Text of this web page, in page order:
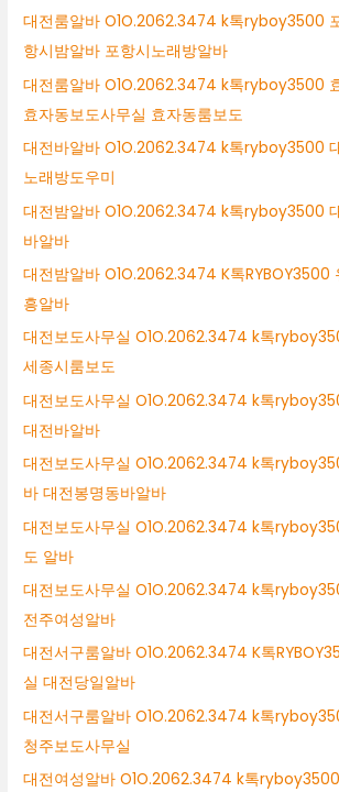
대전룸알바 O1O.2062.3474 k톡ryboy3500
항시밤알바 포항시노래방알바
대전룸알바 O1O.2062.3474 k톡ryboy3500
효자동보도사무실 효자동룸보도
대전바알바 O1O.2062.3474 k톡ryboy3500
노래방도우미
대전밤알바 O1O.2062.3474 k톡ryboy3500
바알바
대전밤알바 O1O.2062.3474 K톡RYBOY3500
흥알바
대전보도사무실 O1O.2062.3474 k톡
세종시룸보도
대전보도사무실 O1O.2062.3474 k톡
대전바알바
대전보도사무실 O1O.2062.3474 k톡
바 대전봉명동바알바
대전보도사무실 O1O.2062.3474 k톡
도 알바
대전보도사무실 O1O.2062.3474 k톡
전주여성알바
대전서구룸알바 O1O.2062.3474 K톡
실 대전당일알바
대전서구룸알바 O1O.2062.3474 k톡
청주보도사무실
대전여성알바 O1O.2062.3474 k톡